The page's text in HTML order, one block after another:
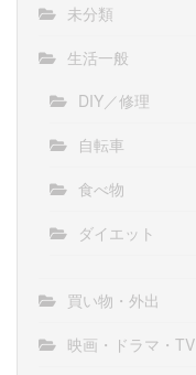
未分類
生活一般
DIY／修理
自転車
食べ物
ダイエット
買い物・外出
映画・ドラマ・TV